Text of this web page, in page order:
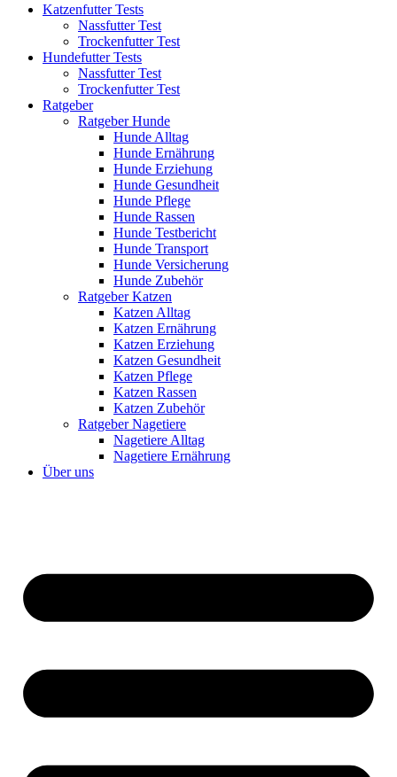
Katzenfutter Tests
Nassfutter Test
Trockenfutter Test
Hundefutter Tests
Nassfutter Test
Trockenfutter Test
Ratgeber
Ratgeber Hunde
Hunde Alltag
Hunde Ernährung
Hunde Erziehung
Hunde Gesundheit
Hunde Pflege
Hunde Rassen
Hunde Testbericht
Hunde Transport
Hunde Versicherung
Hunde Zubehör
Ratgeber Katzen
Katzen Alltag
Katzen Ernährung
Katzen Erziehung
Katzen Gesundheit
Katzen Pflege
Katzen Rassen
Katzen Zubehör
Ratgeber Nagetiere
Nagetiere Alltag
Nagetiere Ernährung
Über uns